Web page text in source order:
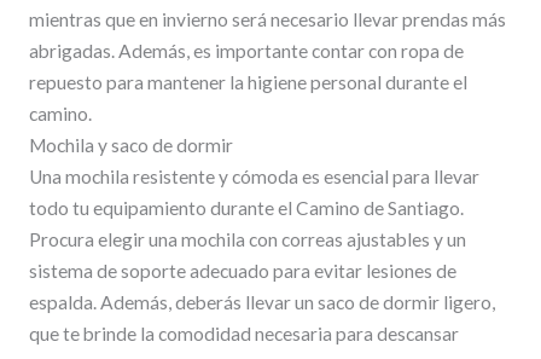
mientras que en invierno será necesario llevar prendas más
abrigadas. Además, es importante contar con ropa de
repuesto para mantener la higiene personal durante el
camino.
Mochila y saco de dormir
Una mochila resistente y cómoda es esencial para llevar
todo tu equipamiento durante el Camino de Santiago.
Procura elegir una mochila con correas ajustables y un
sistema de soporte adecuado para evitar lesiones de
espalda. Además, deberás llevar un saco de dormir ligero,
que te brinde la comodidad necesaria para descansar